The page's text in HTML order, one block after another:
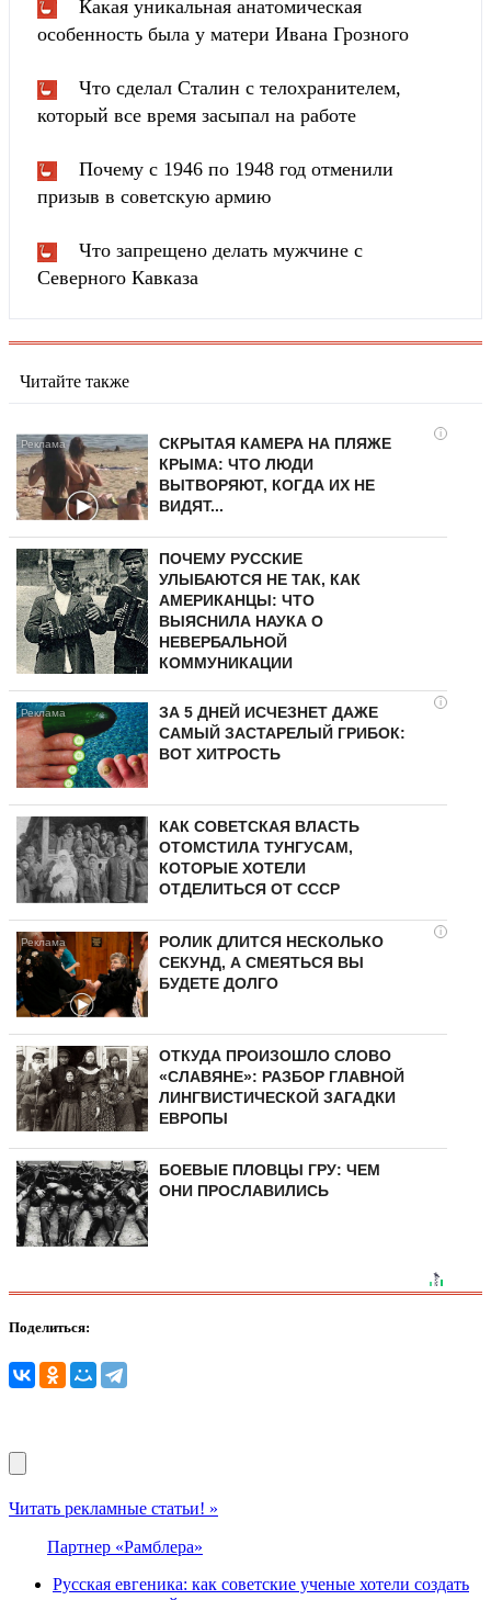
Какая уникальная анатомическая
особенность была у матери Ивана Грозного
Что сделал Сталин с телохранителем,
который все время засыпал на работе
Почему с 1946 по 1948 год отменили
призыв в советскую армию
Что запрещено делать мужчине с
Северного Кавказа
Читайте также
i
СКРЫТАЯ КАМЕРА НА ПЛЯЖЕ
КРЫМА: ЧТО ЛЮДИ
ВЫТВОРЯЮТ, КОГДА ИХ НЕ
ВИДЯТ...
ПОЧЕМУ РУССКИЕ
УЛЫБАЮТСЯ НЕ ТАК, КАК
АМЕРИКАНЦЫ: ЧТО
ВЫЯСНИЛА НАУКА О
НЕВЕРБАЛЬНОЙ
КОММУНИКАЦИИ
i
ЗА 5 ДНЕЙ ИСЧЕЗНЕТ ДАЖЕ
САМЫЙ ЗАСТАРЕЛЫЙ ГРИБОК:
ВОТ ХИТРОСТЬ
КАК СОВЕТСКАЯ ВЛАСТЬ
ОТОМСТИЛА ТУНГУCAМ,
КОТОРЫЕ ХОТЕЛИ
ОТДЕЛИТЬСЯ ОТ СССР
i
РОЛИК ДЛИТСЯ НЕСКОЛЬКО
СЕКУНД, А СМЕЯТЬСЯ ВЫ
БУДЕТЕ ДОЛГО
ОТКУДА ПРОИЗОШЛО СЛОВО
«СЛАВЯНЕ»: РАЗБОР ГЛАВНОЙ
ЛИНГВИСТИЧЕСКОЙ ЗАГАДКИ
ЕВРОПЫ
БОЕВЫЕ ПЛОВЦЫ ГРУ: ЧЕМ
ОНИ ПРОСЛАВИЛИСЬ
Поделиться:
Читать рекламные статьи! »
Партнер «Рамблера»
Русская евгеника: как советские ученые хотели создать